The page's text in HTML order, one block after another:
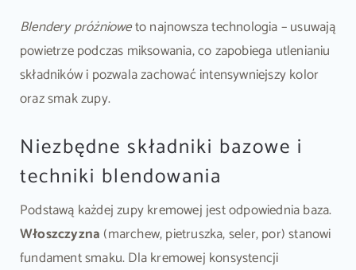
Blendery próżnioweto najnowsza technologia – usuwają
powietrze podczas miksowania, co zapobiega utlenianiu
składników i pozwala zachować intensywniejszy kolor
oraz smak zupy.
Niezbędne składniki bazowe i
techniki blendowania
Podstawą każdej zupy kremowej jest odpowiednia baza.
Włoszczyzna (marchew, pietruszka, seler, por) stanowi
fundament smaku. Dla kremowej konsystencji